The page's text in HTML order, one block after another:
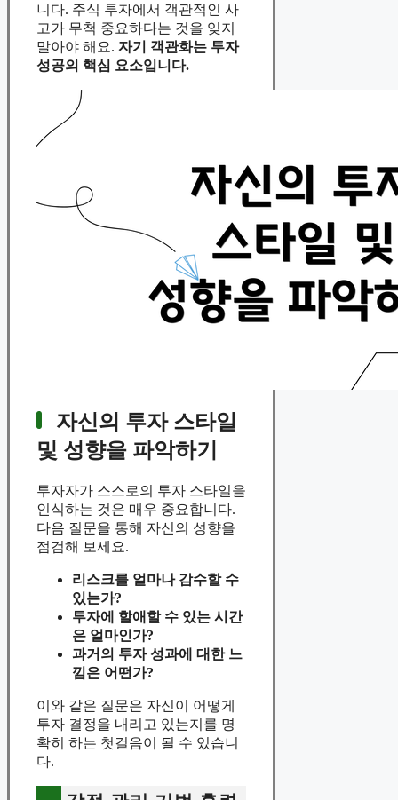
니다. 주식 투자에서 객관적인 사
고가 무척 중요하다는 것을 잊지
말아야 해요. 자기 객관화는 투자
성공의 핵심 요소입니다.
자신의 투자 스타일
및 성향을 파악하기
투자자가 스스로의 투자 스타일을
인식하는 것은 매우 중요합니다.
다음 질문을 통해 자신의 성향을
점검해 보세요.
리스크를 얼마나 감수할 수
있는가?
투자에 할애할 수 있는 시간
은 얼마인가?
과거의 투자 성과에 대한 느
낌은 어떤가?
이와 같은 질문은 자신이 어떻게
투자 결정을 내리고 있는지를 명
확히 하는 첫걸음이 될 수 있습니
다.